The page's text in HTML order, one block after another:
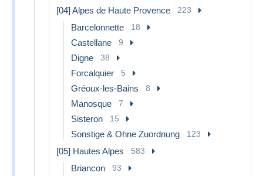
[04] Alpes de Haute Provence 223
Barcelonnette 18
Castellane 9
Digne 38
Forcalquier 5
Gréoux-les-Bains 8
Manosque 7
Sisteron 15
Sonstige & Ohne Zuordnung 123
[05] Hautes Alpes 583
Briancon 93